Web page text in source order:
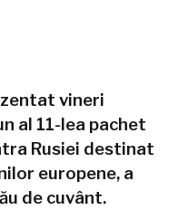
vineri
al 11-lea pachet
Rusiei destinat
europene, a
de cuvânt.